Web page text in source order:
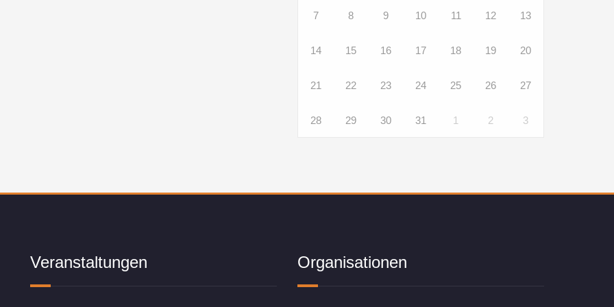
7 8 9 10 11 12 13
14 15 16 17 18 19 20
21 22 23 24 25 26 27
28 29 30 31 1 2 3
Veranstaltungen Organisationen